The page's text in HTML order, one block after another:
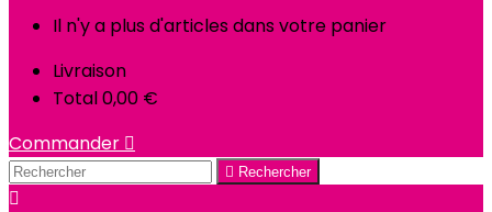
Il n'y a plus d'articles dans votre panier
Livraison
Total0,00 €
Commander 
 Rechercher
